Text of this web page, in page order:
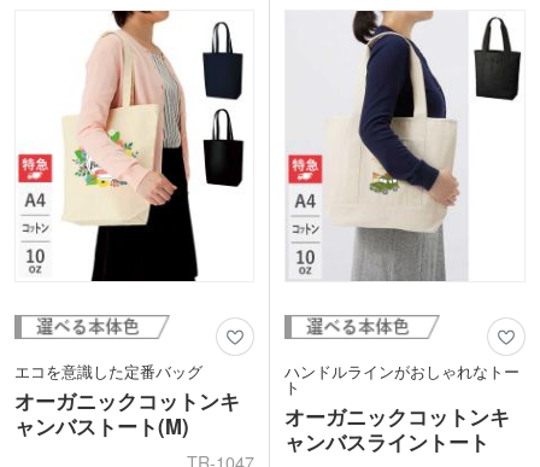
によってオリジナリティの高いバッグを
製作できます。販促ノベルティや同人バ
ッグなど幅広く活用いただけます。
プン記念・周年記念などに喜ばれること
間違いなし!
エコを意識した定番バッグ
オーガニックコットンキ
ャンバストート(M)
TR-1047
ハンドルラインがおしゃれなトー
ト
オーガニックコットンキ
ャンバスライントート